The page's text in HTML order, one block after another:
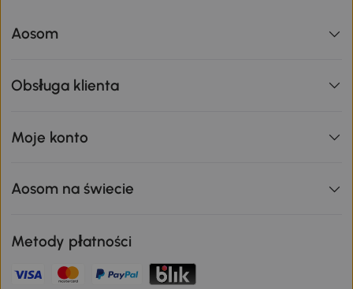
Aosom
Obsługa klienta
Moje konto
Aosom na świecie
Metody płatności